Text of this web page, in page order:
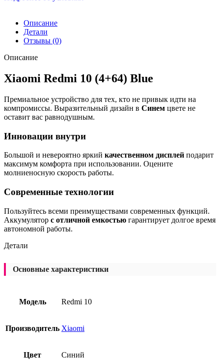
Описание
Детали
Отзывы (0)
Описание
Xiaomi Redmi 10 (4+64) Blue
Премиальное устройство для тех, кто не привык идти на
компромиссы. Выразительный дизайн в Синем цвете не
оставит вас равнодушным.
Инновации внутри
Большой и невероятно яркий качественном дисплей подарит
максимум комфорта при использовании. Оцените
молниеносную скорость работы.
Современные технологии
Пользуйтесь всеми преимуществами современных функций.
Аккумулятор с отличной емкостью гарантирует долгое время
автономной работы.
Детали
Основные характеристики
Модель Redmi 10
Производитель Xiaomi
Цвет Синий